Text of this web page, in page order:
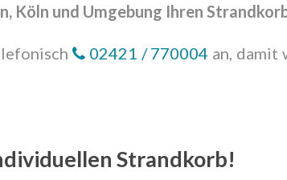
Köln und Umgebung Ihren
02421 / 770004 an, damit
Strandkorb!